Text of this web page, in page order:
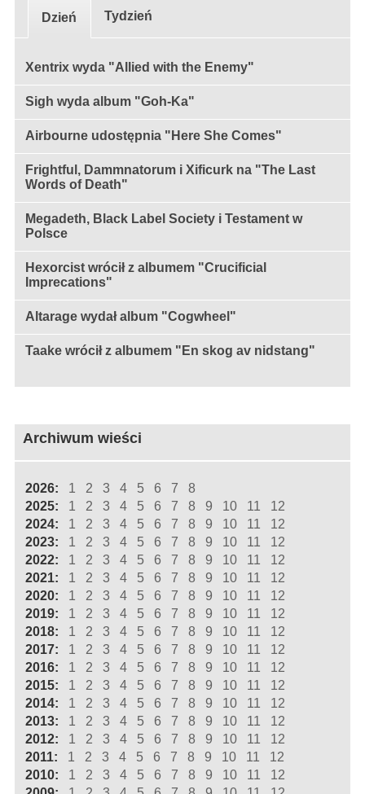
Dzień Tydzień
Xentrix wyda "Allied with the Enemy"
Sigh wyda album "Goh-Ka"
Airbourne udostępnia "Here She Comes"
Frightful, Dammnatorum i Xificurk na "The Last
Words of Death"
Megadeth, Black Label Society i Testament w
Polsce
Hexorcist wrócił z albumem "Crucificial
Imprecations"
Altarage wydał album "Cogwheel"
Taake wrócił z albumem "En skog av nidstang"
Archiwum wieści
2026: 1 2 3 4 5 6 7
8
2025:
1 2 3 4 5 6 7 8 9 10 11
12
2024:
1 2 3 4 5 6 7 8 9 10 11
12
2023:
1 2 3 4 5 6 7 8 9 10 11
12
2022:
1 2 3 4 5 6 7 8 9 10 11
12
2021:
1 2 3 4 5 6 7 8 9 10 11
12
2020:
1 2 3 4 5 6 7 8 9 10 11
12
2019:
1 2 3 4 5 6 7 8 9 10 11
12
2018:
1 2 3 4 5 6 7 8 9 10 11
12
2017:
1 2 3 4 5 6 7 8 9 10 11
12
2016:
1 2 3 4 5 6 7 8 9 10 11
12
2015:
1 2 3 4 5 6 7 8 9 10 11
12
2014:
1 2 3 4 5 6 7 8 9 10 11
12
2013:
1 2 3 4 5 6 7 8 9 10 11
12
2012:
1 2 3 4 5 6 7 8 9 10 11
12
2011:
1 2 3 4 5 6 7 8 9 10 11
12
2010:
1 2 3 4 5 6 7 8 9 10 11
12